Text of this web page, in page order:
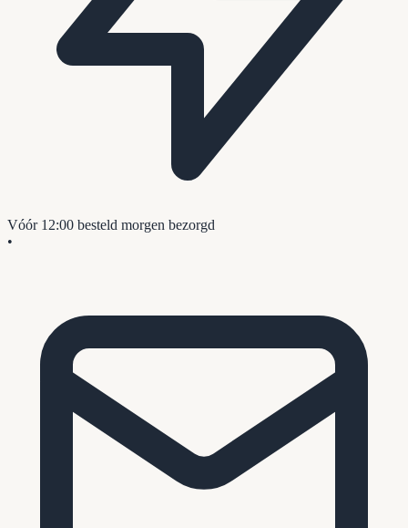
Vóór 12:00 besteld morgen bezorgd
•